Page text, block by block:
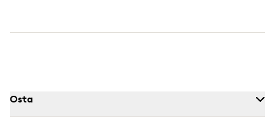
Osta